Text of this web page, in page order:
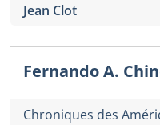
Jean Clot
Fernando A.
Chroniques des